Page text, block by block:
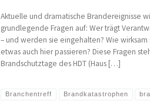
Aktuelle und dramatische Brandereignisse
grundlegende Fragen auf: Wer trägt
– und werden sie eingehalten? Wie
etwas auch hier passieren? Diese Fragen
Brandschutztage des HDT (Haus […]
Branchentreff Brandkatastrophen